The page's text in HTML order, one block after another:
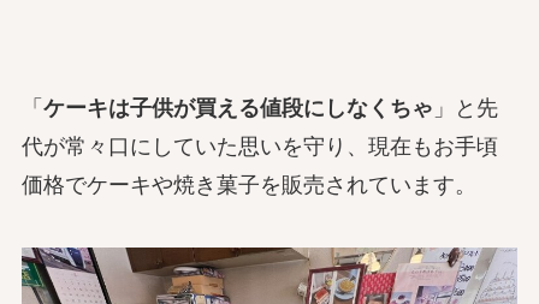
「 ケーキは子供が買える値段にしなくちゃ 」と先
代が常々口にしていた思いを守り、現在もお手頃
価格でケーキや焼き菓子を販売されています。